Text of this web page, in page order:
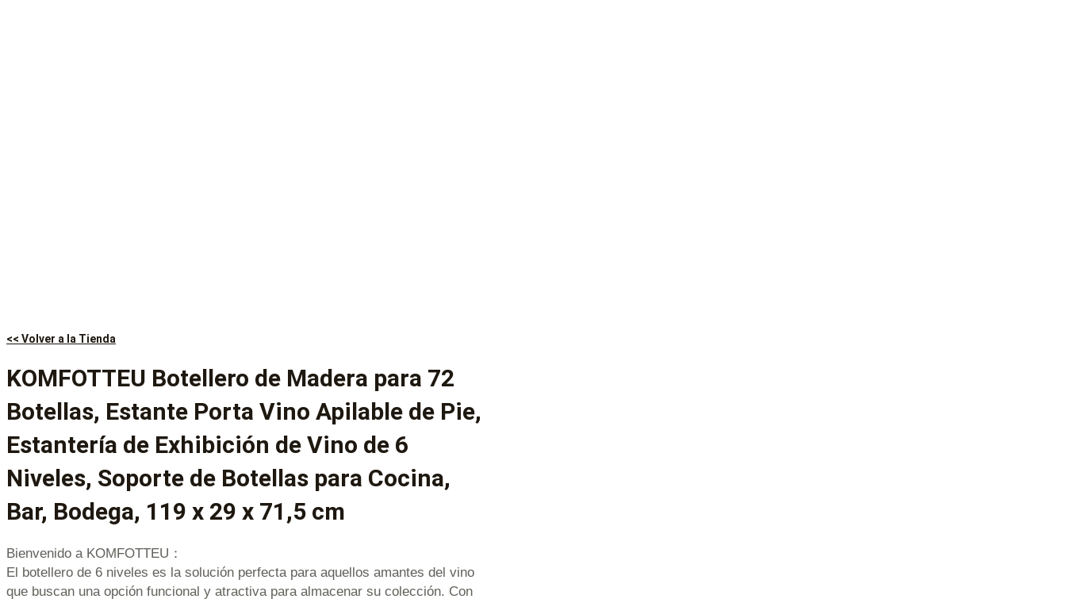
<< Volver a la Tienda
KOMFOTTEU Botellero de Madera para 72
Botellas, Estante Porta Vino Apilable de Pie,
Estantería de Exhibición de Vino de 6
Niveles, Soporte de Botellas para Cocina,
Bar, Bodega, 119 x 29 x 71,5 cm
Bienvenido a KOMFOTTEU：
El botellero de 6 niveles es la solución perfecta para aquellos amantes del vino
que buscan una opción funcional y atractiva para almacenar su colección. Con